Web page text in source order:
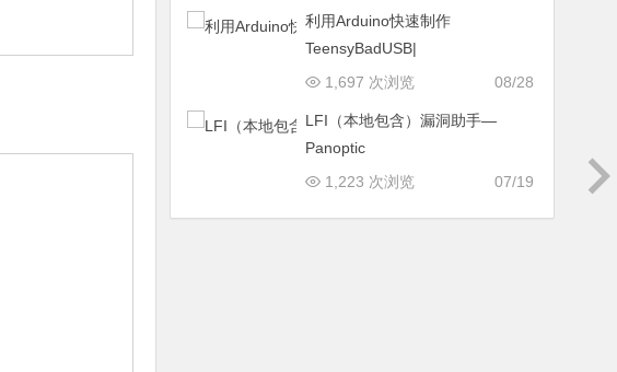
利用Arduino快速制作
TeensyBadUSB|
08/28
1,697 次浏览
LFI（本地包含）漏洞助手—
Panoptic
07/19
1,223 次浏览